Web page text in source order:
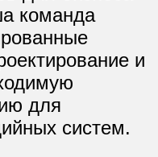
команда
и
для
систем.